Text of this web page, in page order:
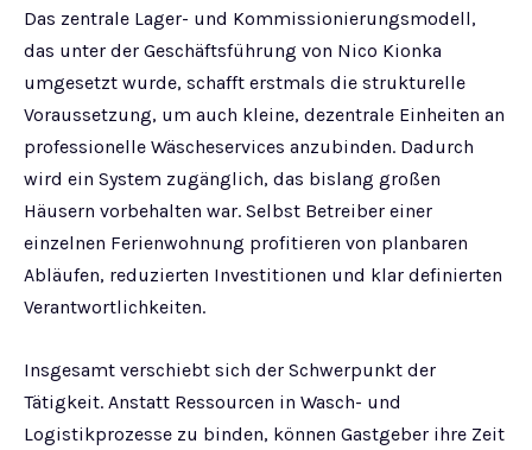
Das zentrale Lager- und Kommissionierungsmodell,
das unter der Geschäftsführung von Nico Kionka
umgesetzt wurde, schafft erstmals die strukturelle
Voraussetzung, um auch kleine, dezentrale Einheiten an
professionelle Wäscheservices anzubinden. Dadurch
wird ein System zugänglich, das bislang großen
Häusern vorbehalten war. Selbst Betreiber einer
einzelnen Ferienwohnung profitieren von planbaren
Abläufen, reduzierten Investitionen und klar definierten
Verantwortlichkeiten.
Insgesamt verschiebt sich der Schwerpunkt der
Tätigkeit. Anstatt Ressourcen in Wasch- und
Logistikprozesse zu binden, können Gastgeber ihre Zeit